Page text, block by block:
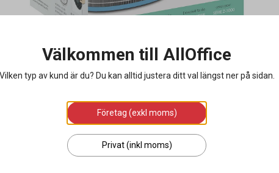
Välkommen till AllOffice
Vilken typ av kund är du? Du kan alltid justera ditt val längst ner på sidan.
Företag (exkl moms)
Privat (inkl moms)